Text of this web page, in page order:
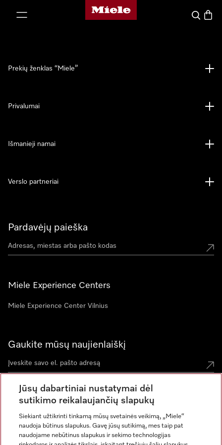
"Miele" pradžios tinklalapis
Paieška
Pardavėjų paieška
Miele Experience Centers
Miele Experience Center Vilnius
Gaukite mūsų naujienlaiškį
Prekių ženklas “Miele”
Privalumai
Išmanieji namai
Verslo partneriai
Jūsų dabartiniai nustatymai dėl
sutikimo reikalaujančių slapukų
Siekiant užtikrinti tinkamą mūsų svetainės veikimą, „Miele“
naudoja būtinus slapukus. Gavę jūsų sutikimą, mes taip pat
naudojame nebūtinus slapukus ir sekimo technologijas